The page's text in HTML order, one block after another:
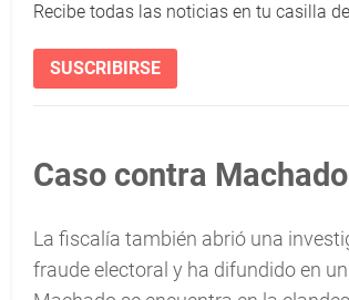
Recibe todas las noticias en tu casilla
SUSCRIBIRSE
Caso contra Machado
La fiscalía también abrió una
fraude electoral y ha difundido en